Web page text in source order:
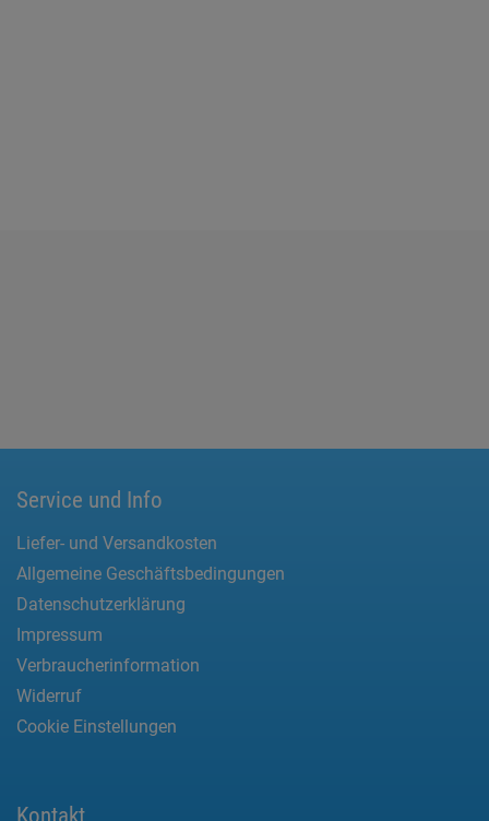
Service und Info
Liefer- und Versandkosten
Allgemeine Geschäftsbedingungen
Datenschutzerklärung
Impressum
Verbraucherinformation
Widerruf
Cookie Einstellungen
Kontakt